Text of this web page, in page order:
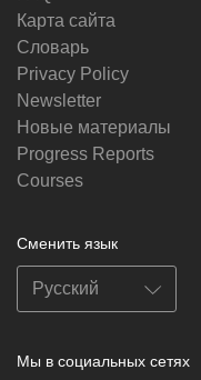
Карта сайта
Словарь
Privacy Policy
Newsletter
Новые материалы
Progress Reports
Courses
Сменить язык
Мы в социальных сетях